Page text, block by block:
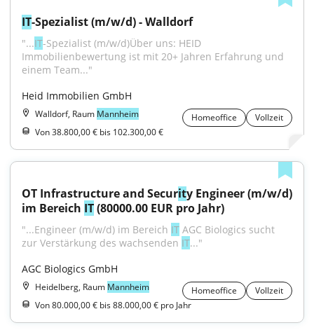
IT-Spezialist (m/w/d) - Walldorf
"...IT-Spezialist (m/w/d)Über uns: HEID
Immobilienbewertung ist mit 20+ Jahren Erfahrung und
einem Team..."
Heid Immobilien GmbH
Walldorf, Raum Mannheim Homeoffice
Vollzeit
Von 38.800,00 € bis 102.300,00 €
OT Infrastructure and Security Engineer (m/w/d)
im Bereich IT (80000.00 EUR pro Jahr)
"...Engineer (m/w/d) im Bereich IT AGC Biologics sucht
zur Verstärkung des wachsenden IT..."
AGC Biologics GmbH
Heidelberg, Raum Mannheim Homeoffice
Vollzeit
Von 80.000,00 € bis 88.000,00 € pro Jahr